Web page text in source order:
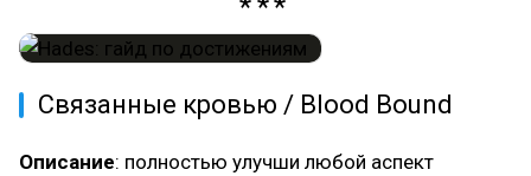
Связанные кровью / Blood Bound
Описание: полностью улучши любой аспект